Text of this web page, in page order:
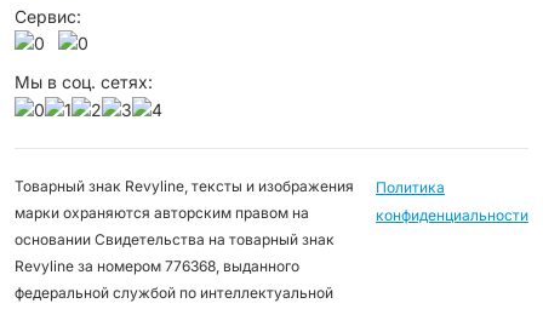
Сервис:
Мы в соц. сетях:
Товарный знак Revyline, тексты и изображения
марки охраняются авторским правом на
основании Свидетельства на товарный знак
Revyline за номером 776368, выданного
федеральной службой по интеллектуальной
Политика
конфиденциальности